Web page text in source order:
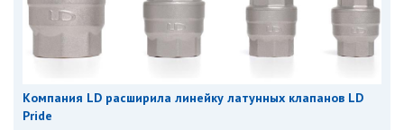
Компания LD расширила линейку латунных клапанов LD
Pride